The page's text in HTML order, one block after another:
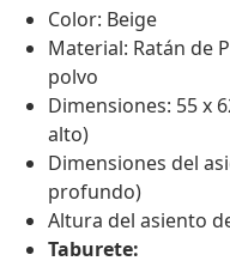
Color: Beige
Material: Ratán de
polvo
Dimensiones: 55 x
alto)
Dimensiones del
profundo)
Altura del asiento
Taburete: